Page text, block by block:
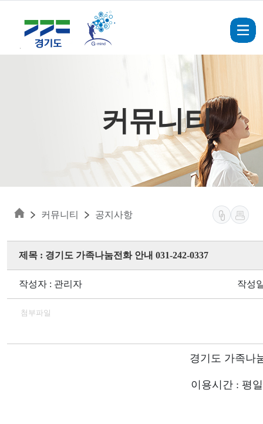
커뮤니티
커뮤니티 공지사항
제목 : 경기도 가족나눔전화 안내 031-242-0337
작성자 : 관리자 작성
첨부파일
경기도 가족나
이용시간 : 평